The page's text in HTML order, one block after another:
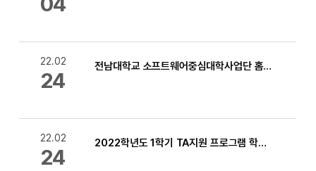
22.02
24
전남대학교 소프트웨어중심대학사업단 홈페이지 회원가입 이벤트
22.02
24
2022학년도 1학기 TA지원 프로그램 학생 모집 안내